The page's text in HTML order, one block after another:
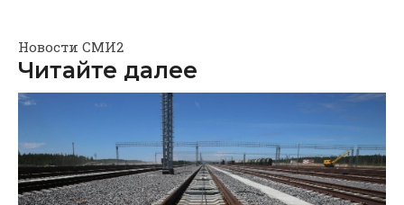
Новости СМИ2
Читайте далее